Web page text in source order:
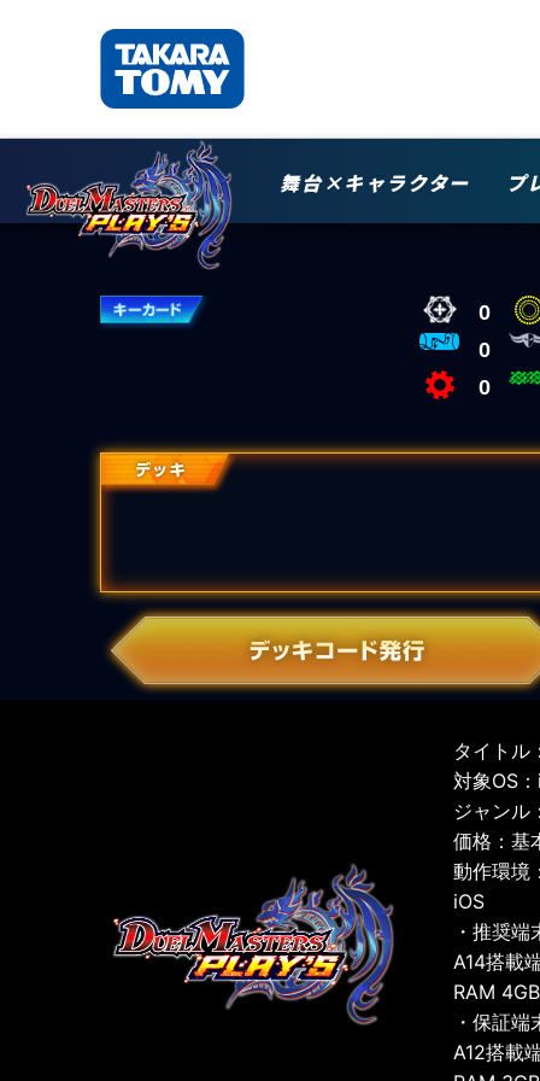
舞台×キャラクター プ
0
0
0
タイトル
対象OS
ジャンル
価格：基
動作環境
iOS
・推奨端
A14搭載
RAM
・保証端
A12搭載